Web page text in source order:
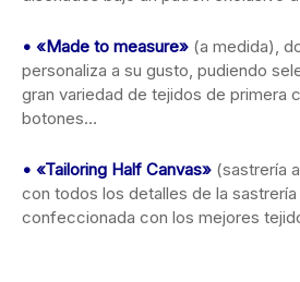
• «Made to measure» (a medida),
personaliza a su gusto, pudiendo
gran variedad de tejidos de primera
botones…
• «Tailoring Half Canvas» (sastrería
con todos los detalles de la sastrería
confeccionada con los mejores